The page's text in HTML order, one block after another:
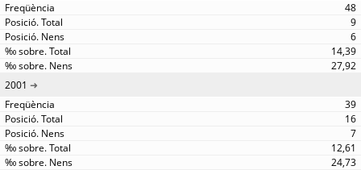
48
9
6
14,39
27,92
2001
39
16
7
12,61
24,73